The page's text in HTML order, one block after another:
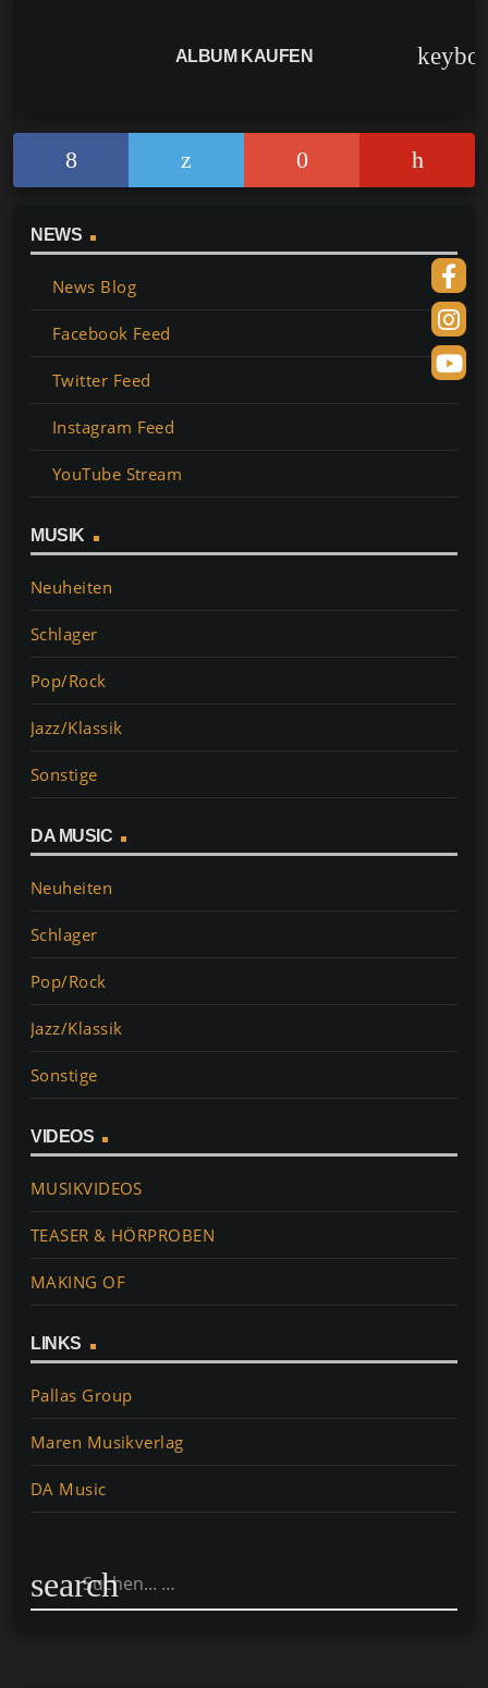
ALBUM KAUFEN
NEWS
News Blog
Facebook Feed
Twitter Feed
Instagram Feed
YouTube Stream
MUSIK
Neuheiten
Schlager
Pop/Rock
Jazz/Klassik
Sonstige
DA MUSIC
Neuheiten
Schlager
Pop/Rock
Jazz/Klassik
Sonstige
VIDEOS
MUSIKVIDEOS
TEASER & HÖRPROBEN
MAKING OF
LINKS
Pallas Group
Maren Musikverlag
DA Music
search